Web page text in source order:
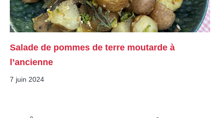
Salade de pommes de terre moutarde à
l’ancienne
7 juin 2024